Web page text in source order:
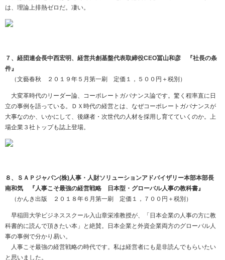
は、理論上排熱ゼロだ。凄い。
７、経団連会長中西宏明、経営共創基盤代表取締役CEO冨山和彦 『社長の条
件』
（文藝春秋 ２０１９年５月第一刷 定価１，５００円＋税別）
大変革時代のリーダー論、コーポレートガバナンス論です。驚く程率直に日
立の事例を語っている。ＤＸ時代の経営とは、なぜコーポレートガバナンスが
大事なのか、いかにして、後継者・次世代の人材を採用し育てていくのか。上
場企業３社トップも誌上登場。
８、ＳＡＰジャパン(株)人事・人財ソリューションアドバイザリー本部本部長
南和気 『人事こそ最強の経営戦略 日本型・グローバル人事の教科書』
（かんき出版 ２０１８年６月第一刷 定価１，７００円＋税別）
早稲田大学ビジネススクール入山章栄准教授が、「日本企業の人事の方に教
科書的に読んで頂きたい本」と絶賛。日本企業と外資企業両方のグローバル人
事の事例で分かり易い。
人事こそ最強の経営戦略の時代です。私は経営者にも是非読んでもらいたい
と思いました。